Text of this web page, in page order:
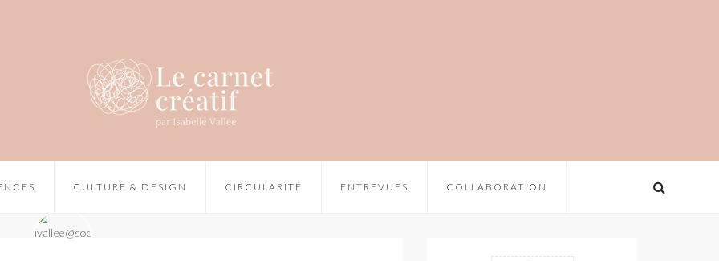
CULTURE & DESIGN CIRCULARITÉ ENTREVUES COLLABORATION